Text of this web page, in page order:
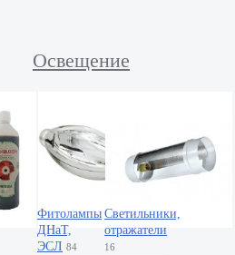
Освещение
Фитолампы
ДНаТ,
ЭСЛ 84
Светильники,
отражатели
16